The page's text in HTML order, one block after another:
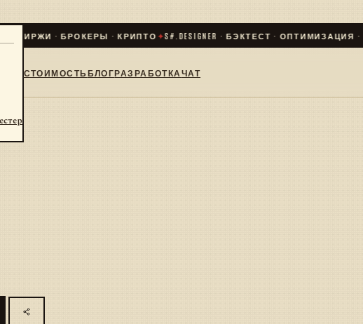
· БИРЖИ · БРОКЕРЫ · КРИПТО✦ S#.DESIGNER · БЭКТЕСТ · ОПТИМИЗАЦИЯ ·
СТОИМОСТЬБЛОГРАЗРАБОТКАЧАТ